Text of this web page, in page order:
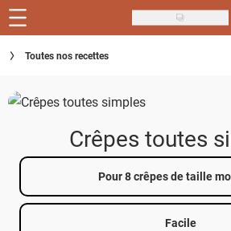
Skip
to
main
Recettes
Inspirations
Menu de la semaine
Actus
Toutes nos recettes
Crêpes toutes
Pour 8 crêpes de taille
Facile